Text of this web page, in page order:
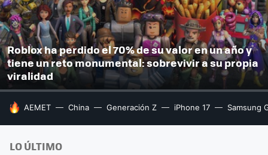
Roblox ha perdido el 70% de su valor en un año y
tiene un reto monumental: sobrevivir a su propia
viralidad
HOY SE HABLA DE
AEMET China Generación Z iPhone 17 Samsung
LO ÚLTIMO